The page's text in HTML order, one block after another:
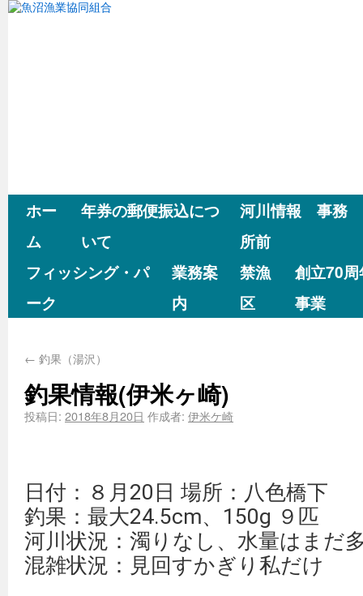
ホー
ム
年券の郵便振込につ
いて
河川情報 事務
所前
フィッシング・パ
ーク
業務案
内
禁漁
区
創立70
事業
← 釣果（湯沢）
釣果情報(伊米ヶ崎)
投稿日: 2018年8月20日 作成者: 伊米ケ崎
日付：８月20日 場所：八色橋下
釣果：最大24.5cm、150g ９匹
河川状況：濁りなし、水量はまだ
混雑状況：見回すかぎり私だけ